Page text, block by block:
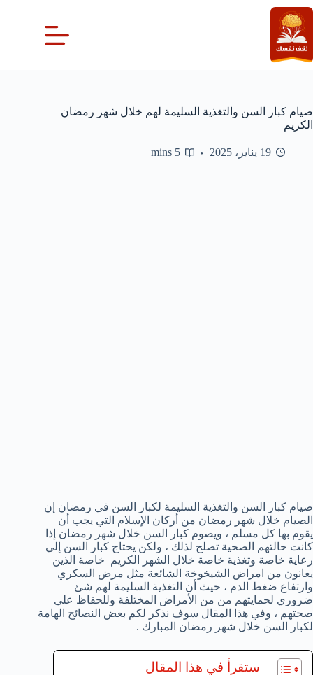
التجاوز
إلى
المحتوى
صيام كبار السن والتغذية السليمة لهم خلال شهر رمضان
الكريم
19 يناير، 2025 5 mins
صيام كبار السن والتغذية السليمة لكبار السن في رمضان إن
الصيام خلال شهر رمضان من أركان الإسلام التي يجب أن
يقوم بها كل مسلم ، ويصوم كبار السن خلال شهر رمضان إذا
كانت حالتهم الصحية تصلح لذلك ، ولكن يحتاج كبار السن إلي
رعاية خاصة وتغذية خاصة خلال الشهر الكريم خاصة الذين
يعانون من امراض الشيخوخة الشائعة مثل مرض السكري
وارتفاع ضغط الدم ، حيث أن التغذية السليمة لهم شئ
ضروري لحمايتهم من من الأمراض المختلفة وللحفاظ علي
صحتهم ، وفي هذا المقال سوف نذكر لكم بعض النصائح الهامة
لكبار السن خلال شهر رمضان المبارك .
ستقرأ في هذا المقال